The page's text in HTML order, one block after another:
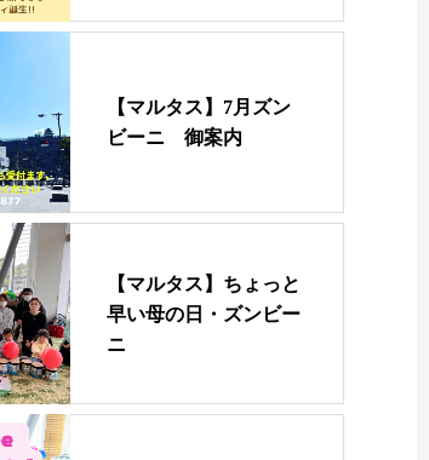
【マルタス】7月ズン
ビーニ 御案内
【マルタス】ちょっと
早い母の日・ズンビー
ニ